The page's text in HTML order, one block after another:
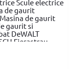
Scule electrice
de gaurit
de gaurit
gaurit si
DeWALT
Fierastrau